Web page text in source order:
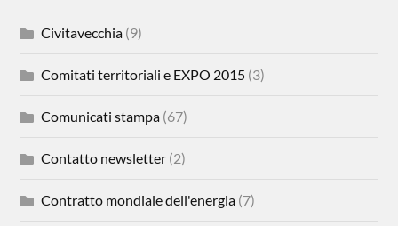
Civitavecchia (9)
Comitati territoriali e EXPO 2015 (3)
Comunicati stampa (67)
Contatto newsletter (2)
Contratto mondiale dell'energia (7)